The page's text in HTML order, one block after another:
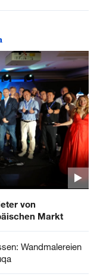
von
Markt
Wandmalereien